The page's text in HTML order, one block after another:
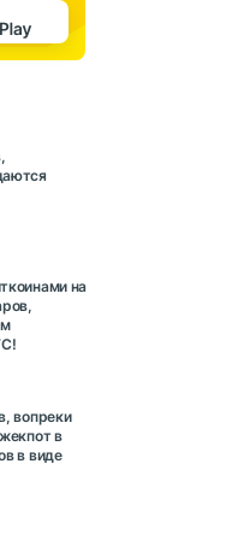
на
вопреки
в
в виде